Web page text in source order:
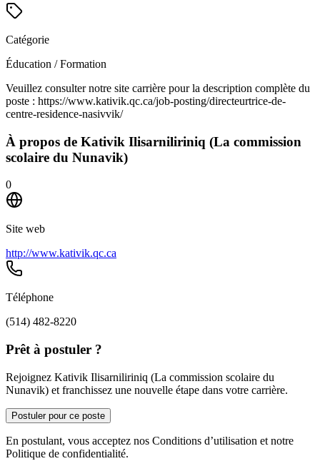
Catégorie
Éducation / Formation
Veuillez consulter notre site carrière pour la description complète du
poste : https://www.kativik.qc.ca/job-posting/directeurtrice-de-
centre-residence-nasivvik/
À propos de Kativik Ilisarniliriniq (La commission
scolaire du Nunavik)
0
Site web
http://www.kativik.qc.ca
Téléphone
(514) 482-8220
Prêt à postuler ?
Rejoignez Kativik Ilisarniliriniq (La commission scolaire du
Nunavik) et franchissez une nouvelle étape dans votre carrière.
Postuler pour ce poste
En postulant, vous acceptez nos Conditions d’utilisation et notre
Politique de confidentialité.